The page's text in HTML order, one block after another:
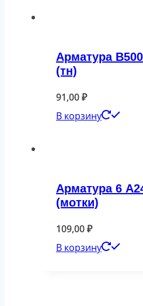
Арматура
(тн)
91,00₽
В корзину
Арматура 6
(мотки)
109,00₽
В корзину